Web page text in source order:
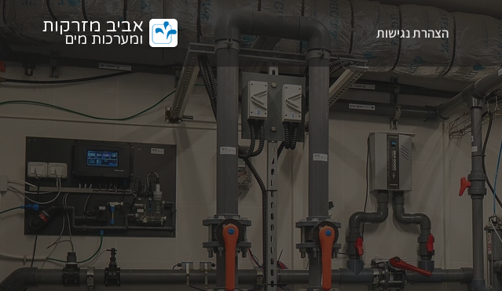
אביב מזרקות
ומערכות מים הצהרת נגישות